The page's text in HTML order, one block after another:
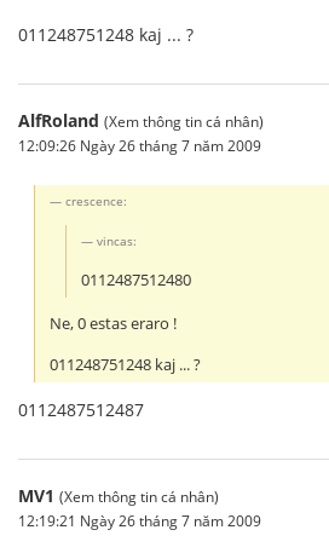
011248751248 kaj ... ?
AlfRoland (Xem thông tin cá nhân)
12:09:26 Ngày 26 tháng 7 năm 2009
crescence:
vincas:
0112487512480
Ne, 0 estas eraro !
011248751248 kaj ... ?
0112487512487
MV1 (Xem thông tin cá nhân)
12:19:21 Ngày 26 tháng 7 năm 2009